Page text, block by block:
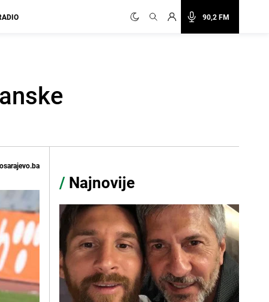
90,2 FM
/ Najnovije